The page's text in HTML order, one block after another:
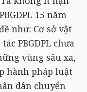
15 năm
như: Cơ sở vật
PBGDPL chưa
vùng sâu xa,
hành pháp luật
dân chuyển